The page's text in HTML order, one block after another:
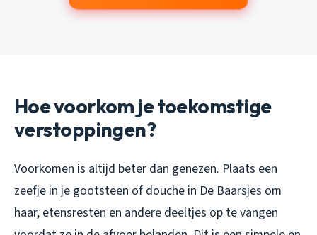
Hoe voorkom je toekomstige
verstoppingen?
Voorkomen is altijd beter dan genezen. Plaats een
zeefje in je gootsteen of douche in De Baarsjes om
haar, etensresten en andere deeltjes op te vangen